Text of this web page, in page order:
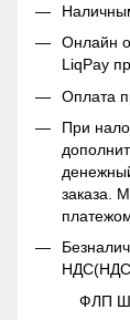
Онлайн
LiqPay
Оплата
При
заказа.
ФЛП